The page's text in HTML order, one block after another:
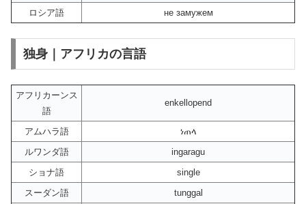
ロシア語
не замужем
独身｜アフリカの言語
アフリカーンス
語
enkellopend
アムハラ語
ነጠላ
ルワンダ語
ingaragu
ショナ語
single
スーダン語
tunggal